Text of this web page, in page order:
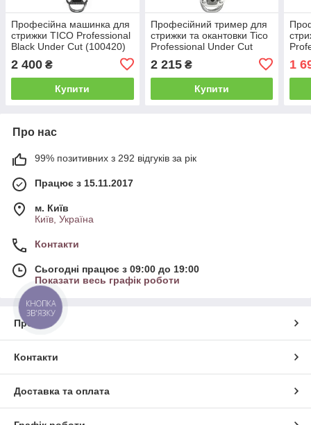
Професійна машинка для
стрижки TICO Professional
Black Under Cut (100420)
2 400 ₴
Купити
Професійний тример для
стрижки та окантовки Tico
Professional Under Cut
2 215₴
Купити
1
Про нас
99% позитивних з 292 відгуків за рік
Працює з 15.11.2017
м. Київ
Київ, Україна
Контакти
Сьогодні працює з 09:00 до 19:00
Показати весь графік роботи
Про нас
Контакти
Доставка та оплата
КНОПКА
ЗВ'ЯЗКУ